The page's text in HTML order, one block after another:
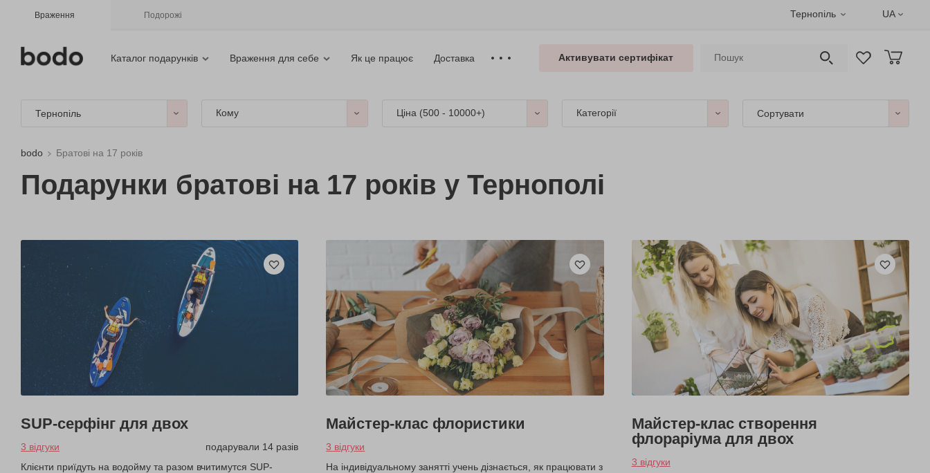
Враження Подорожі Тернопіль UA
Каталог подарунків Враження для себе Як це працює Доставка Активувати сертифікат
Тернопіль Кому Ціна (500 - 10000+) Категорії Сортувати
bodo Братові на 17 років
Подарунки братові на 17 років у Тернополі
SUP-серфінг для двох
3 відгуки
подарували 14 разів
Клієнти приїдуть на водойму та разом вчитимутся SUP-
Майстер-клас флористики
3 відгуки
На індивідуальному занятті учень дізнається, як працювати з
Майстер-клас створення
флораріума для двох
3 відгуки